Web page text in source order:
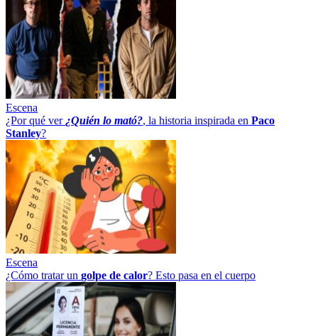
Escena
¿Por qué ver ¿Quién lo mató?, la historia inspirada en Paco
Stanley?
Escena
¿Cómo tratar un golpe de calor? Esto pasa en el cuerpo